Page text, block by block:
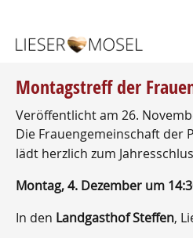
Montagstreff der
Veröffentlicht am 26.
Die Frauengemeinschaft der
lädt herzlich zum
Montag, 4. Dezember um
In den Landgasthof Steffen,